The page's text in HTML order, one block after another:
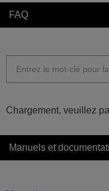
FAQ
Chargement, veuillez
Manuels et